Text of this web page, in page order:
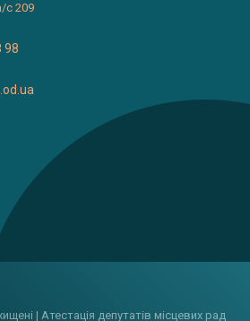
с 209
98
| Атестація депутатів місцевих рад